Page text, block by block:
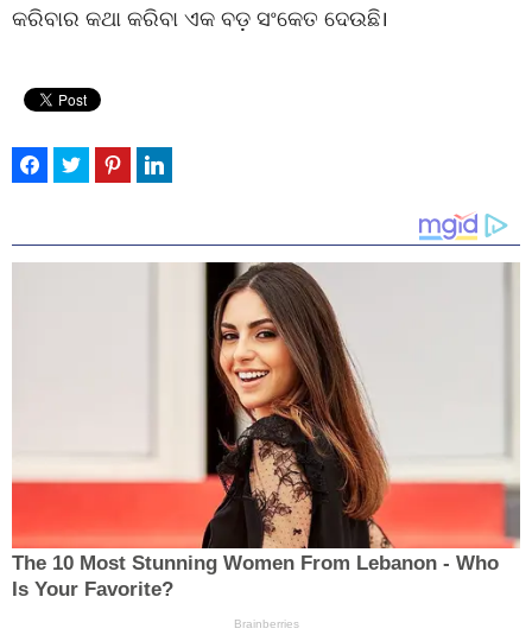
କରିବାର କଥା କରିବା ଏକ ବଡ଼ ସଂକେତ ଦେଉଛି।